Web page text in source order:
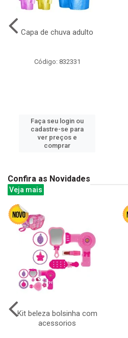
Capa de chuva adulto
Código: 832331
Faça seu login ou
cadastre-se para
ver preços e
comprar
Confira as Novidades
Veja mais
Kit beleza bolsinha com
acessorios